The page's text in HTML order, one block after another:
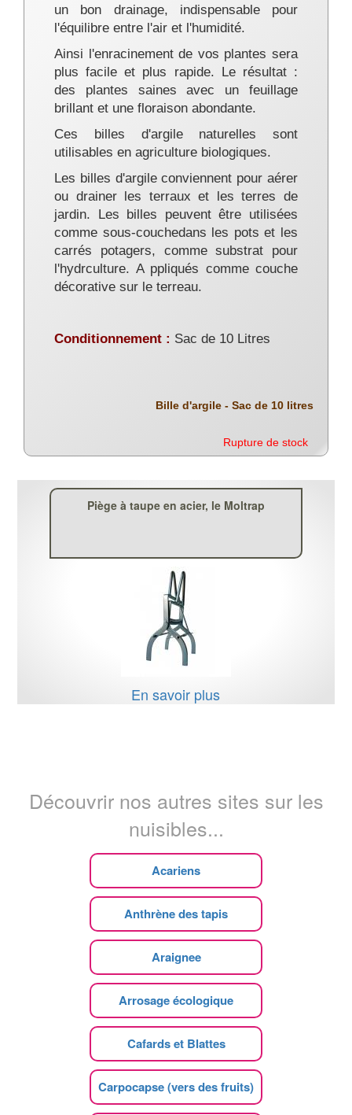
un bon drainage, indispensable pour
l'équilibre entre l'air et l'humidité.
Ainsi l'enracinement de vos plantes sera
plus facile et plus rapide. Le résultat :
des plantes saines avec un feuillage
brillant et une floraison abondante.
Ces billes d'argile naturelles sont
utilisables en agriculture biologiques.
Les billes d'argile conviennent pour aérer
ou drainer les terraux et les terres de
jardin. Les billes peuvent être utilisées
comme sous-couchedans les pots et les
carrés potagers, comme substrat pour
l'hydrculture. A ppliqués comme couche
décorative sur le terreau.
Conditionnement : Sac de 10 Litres
Bille d'argile - Sac de 10 litres
Rupture de stock
Piège à taupe en acier, le Moltrap
En savoir plus
Découvrir nos autres sites sur les
nuisibles...
Acariens
Anthrène des tapis
Araignee
Arrosage écologique
Cafards et Blattes
Carpocapse (vers des fruits)